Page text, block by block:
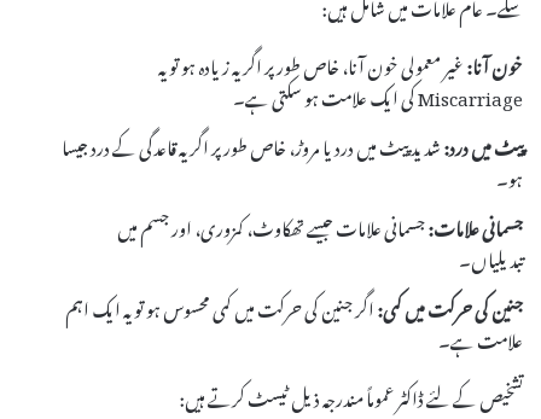
خون آنا:غیر معمولی خون آنا، خاص طور پر اگر یہ زیادہ ہو تو یہ
Miscarriage کی ایک علامت ہو سکتی ہے۔
پیٹ میں درد:شدید پیٹ میں درد یا مروڑ، خاص طور پر اگر یہ قاعدگی کے درد جیسا
ہو۔
جسمانی علامات:جسمانی علامات جیسے تھکاوٹ، کمزوری، اور جسم میں
تبدیلیاں۔
جنین کی حرکت میں کمی:اگر جنین کی حرکت میں کمی محسوس ہو تو یہ ایک اہم
علامت ہے۔
تشخیص کے لئے ڈاکٹر عموماً مندرجہ ذیل ٹیسٹ کرتے ہیں: